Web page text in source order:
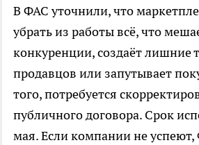
В ФАС уточнили, что
убрать из работы всё, что
конкуренции, создаёт лишние
продавцов или запутывает
того, потребуется
публичного договора. Срок
мая. Если компании не